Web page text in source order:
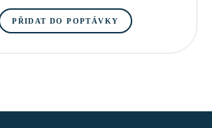
PŘIDAT DO POPTÁVKY